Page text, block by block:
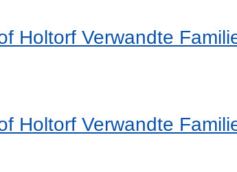
Holtorf Verwandte
Holtorf Verwandte